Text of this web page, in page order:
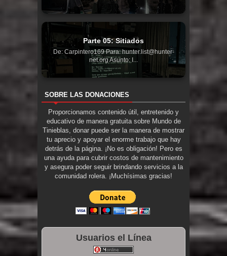
Parte 05: Sitiados
De: Carpintero169 Para: hunter.list@hunter-
net.org Asunto: I...
SOBRE LAS DONACIONES
Proporcionamos contenido útil, entretenido y
educativo de manera gratuita sobre Mundo de
Tinieblas, donar puede ser la manera de mostrar
tu aprecio y apoyar el enorme trabajo que hay
detrás de la página. ¡No es obligación! Pero es
una ayuda para cubrir costos de mantenimiento
y asegura poder seguir brindando servicios a la
comunidad rolera. ¡Muchísimas gracias!
Usuarios el Línea